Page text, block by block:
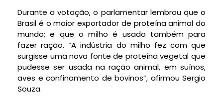
Durante a votação, o parlamentar lembrou que o
Brasil é o maior exportador de proteína animal do
mundo; e que o milho é usado também para
fazer ração. “A indústria do milho fez com que
surgisse uma nova fonte de proteína vegetal que
pudesse ser usada na ração animal, em suínos,
aves e confinamento de bovinos”, afirmou Sergio
Souza.